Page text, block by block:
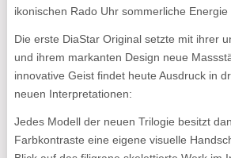
ikonischen Rado Uhr sommerliche Energie
Die erste DiaStar Original setzte mit ihrer
und ihrem markanten Design neue
innovative Geist findet heute Ausdruck in
neuen Interpretationen:
Jedes Modell der neuen Trilogie besitzt
Farbkontraste eine eigene visuelle